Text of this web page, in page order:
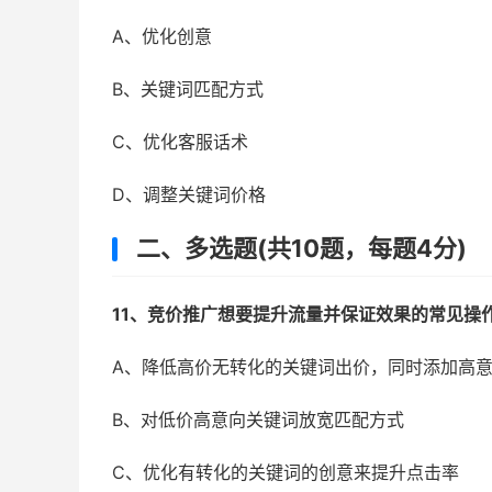
A、优化创意
B、关键词匹配方式
C、优化客服话术
D、调整关键词价格
二、多选题(共10题，每题4分)
11、竞价推广想要提升流量并保证效果的常见操
A、降低高价无转化的关键词出价，同时添加高
B、对低价高意向关键词放宽匹配方式
C、优化有转化的关键词的创意来提升点击率